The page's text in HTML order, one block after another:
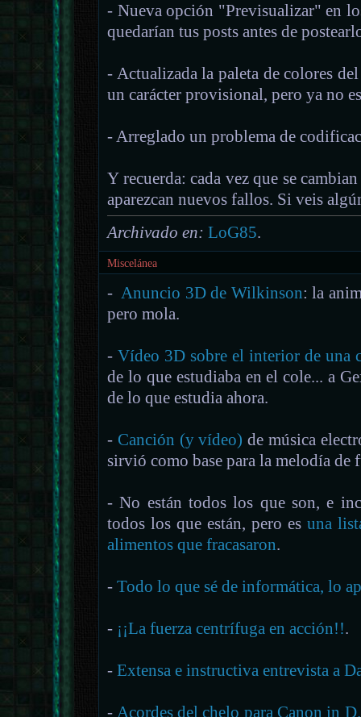
- Nueva opción "Previsualizar" en
quedarían tus posts antes de
- Actualizada la paleta de colores
un carácter provisional, pero ya no
- Arreglado un problema de
Y recuerda: cada vez que se
aparezcan nuevos fallos. Si veis
Archivado en: LoG85.
Miscelánea
-Anuncio 3D de Wilkinson: la
pero mola.
-Vídeo 3D sobre el interior de una
de lo que estudiaba en el cole... a
de lo que estudia ahora.
- Canción (y vídeo) de música
sirvió como base para la melodía de
- No están todos los que son, e
todos los que están, pero es una
alimentos que fracasaron.
-Todo lo que sé de informática, lo
- ¡¡La fuerza centrífuga en acción!!.
-Extensa e instructiva entrevista a
- Acordes del chelo para Canon in